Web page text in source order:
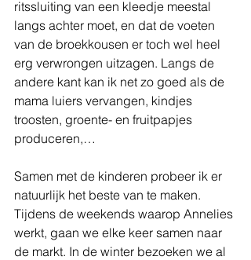
ritssluiting van een kleedje meestal
langs achter moet, en dat de voeten
van de broekkousen er toch wel heel
erg verwrongen uitzagen. Langs de
andere kant kan ik net zo goed als de
mama luiers vervangen, kindjes
troosten, groente- en fruitpapjes
produceren,…
Samen met de kinderen probeer ik er
natuurlijk het beste van te maken.
Tijdens de weekends waarop Annelies
werkt, gaan we elke keer samen naar
de markt. In de winter bezoeken we al